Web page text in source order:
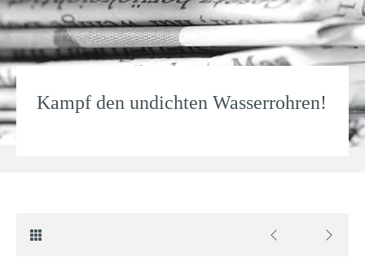
Kampf den undichten Wasserrohren!